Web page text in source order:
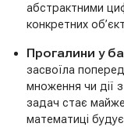
абстрактними
конкретних
Прогалини у
засвоїла
множення чи дії
задач стає
математиці